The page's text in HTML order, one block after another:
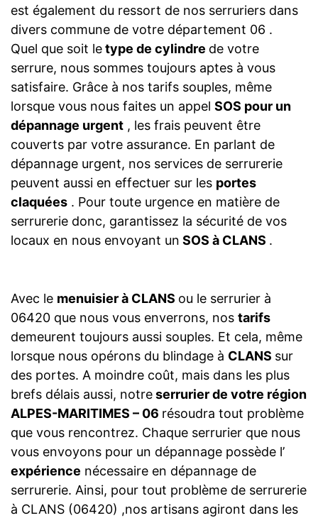
est également du ressort de nos serruriers dans
divers commune de votre département 06 .
Quel que soit letype de cylindre de votre
serrure, nous sommes toujours aptes à vous
satisfaire. Grâce à nos tarifs souples, même
lorsque vous nous faites un appel SOS pour un
dépannage urgent , les frais peuvent être
couverts par votre assurance. En parlant de
dépannage urgent, nos services de serrurerie
peuvent aussi en effectuer sur les portes
claquées . Pour toute urgence en matière de
serrurerie donc, garantissez la sécurité de vos
locaux en nous envoyant un SOS à CLANS .
Avec le menuisier à CLANS ou le serrurier à
06420 que nous vous enverrons, nos tarifs
demeurent toujours aussi souples. Et cela, même
lorsque nous opérons du blindage à CLANS sur
des portes. A moindre coût, mais dans les plus
brefs délais aussi, notreserrurier de votre région
ALPES-MARITIMES – 06 résoudra tout problème
que vous rencontrez. Chaque serrurier que nous
vous envoyons pour un dépannage possède l’
expérience nécessaire en dépannage de
serrurerie. Ainsi, pour tout problème de serrurerie
à CLANS (06420) ,nos artisans agiront dans les